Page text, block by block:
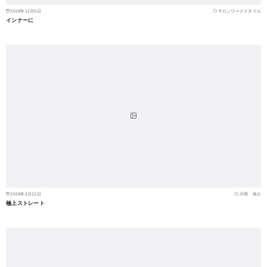
2019年11月5日 サロンワークスタイル
インナーに
2019年2月12日 片岡 裕介
極上ストレート